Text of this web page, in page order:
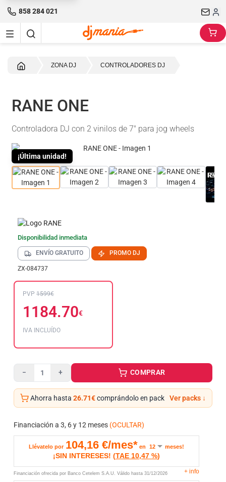
858 284 021
ZONA DJ CONTROLADORES DJ
RANE ONE
Controladora DJ con 2 vinilos de 7" para jog wheels
¡Última unidad!
Disponibilidad inmediata
ENVÍO GRATUITO PROMO DJ
ZX-084737
PVP 1599€
1184.70€
IVA INCLUÍDO
− + COMPRAR
Ahorra hasta 26.71€comprándolo en pack Ver packs ↓
Financiación a 3, 6 y 12 meses (OCULTAR)
Llévatelo por 104,16 €/mes* en meses!
¡SIN INTERESES! (TAE 10,47 %)
Financiación ofrecida por Banco Cetelem S.A.U. Válido hasta 31/12/2026 + info